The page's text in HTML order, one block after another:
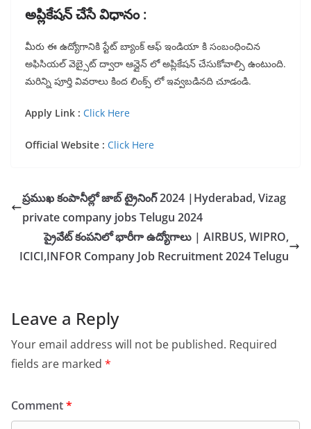
అప్లికేషన్ చేసే విధానం :
మీరు ఈ ఉద్యోగానికి స్టేట్ బ్యాంక్ ఆఫ్ ఇండియా కి సంబంధించిన
అఫిసియల్ వెబ్సైట్ ద్వారా ఆన్లైన్ లో అప్లికేషన్ చేసుకోవాల్సి ఉంటుంది.
మరిన్ని పూర్తి వివరాలు కింద లింక్స్ లో ఇవ్వబడినది చూడండి.
Apply Link : Click Here
Official Website : Click Here
ప్రముఖ కంపానీల్లో జాబ్ ట్రైనింగ్ 2024 |Hyderabad, Vizag
private company jobs Telugu 2024
ప్రైవేట్ కంపనిలో భారీగా ఉద్యోగాలు | AIRBUS, WIPRO,
ICICI,INFOR Company Job Recruitment 2024 Telugu
Leave a Reply
Your email address will not be published. Required
fields are marked *
Comment*